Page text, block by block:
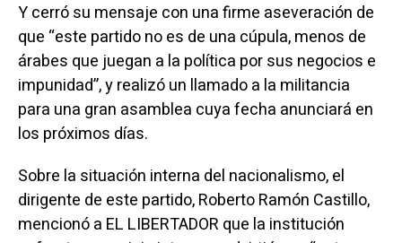
Y cerró su mensaje con una firme aseveración de
que “este partido no es de una cúpula, menos de
árabes que juegan a la política por sus negocios e
impunidad”, y realizó un llamado a la militancia
para una gran asamblea cuya fecha anunciará en
los próximos días.
Sobre la situación interna del nacionalismo, el
dirigente de este partido, Roberto Ramón Castillo,
mencionó a EL LIBERTADOR que la institución